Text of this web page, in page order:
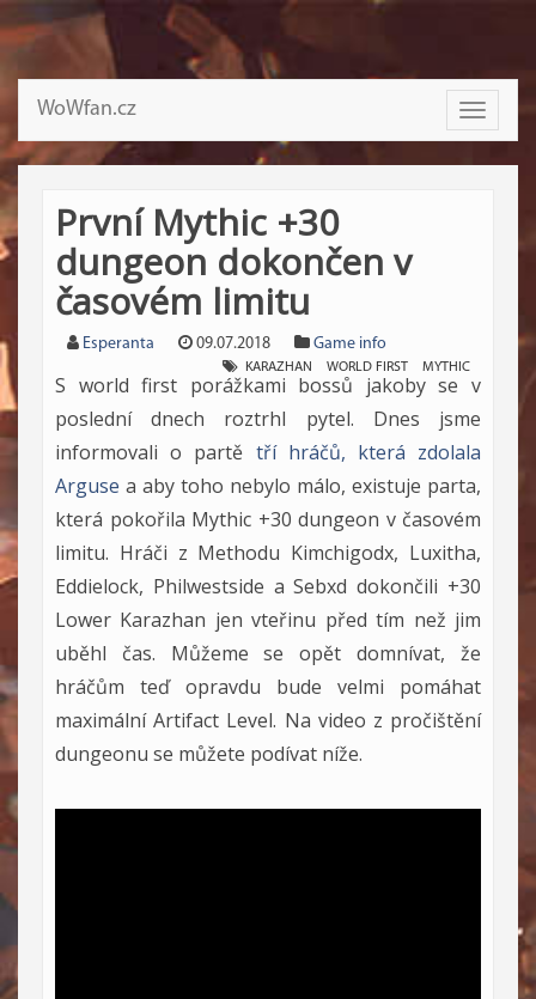
Toggle
WoWfan.cz
První Mythic +30
dungeon dokončen v
časovém limitu
Esperanta 09.07.2018 Game info
KARAZHAN WORLD FIRST MYTHIC
S world first porážkami bossů jakoby se v
poslední dnech roztrhl pytel. Dnes jsme
informovali o partě tří hráčů, která zdolala
Arguse a aby toho nebylo málo, existuje parta,
která pokořila Mythic +30 dungeon v časovém
limitu. Hráči z Methodu Kimchigodx, Luxitha,
Eddielock, Philwestside a Sebxd dokončili +30
Lower Karazhan jen vteřinu před tím než jim
uběhl čas. Můžeme se opět domnívat, že
hráčům teď opravdu bude velmi pomáhat
maximální Artifact Level. Na video z pročištění
dungeonu se můžete podívat níže.